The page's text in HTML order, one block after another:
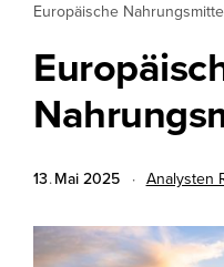
Europäische
13.Mai 2025 · Analysten